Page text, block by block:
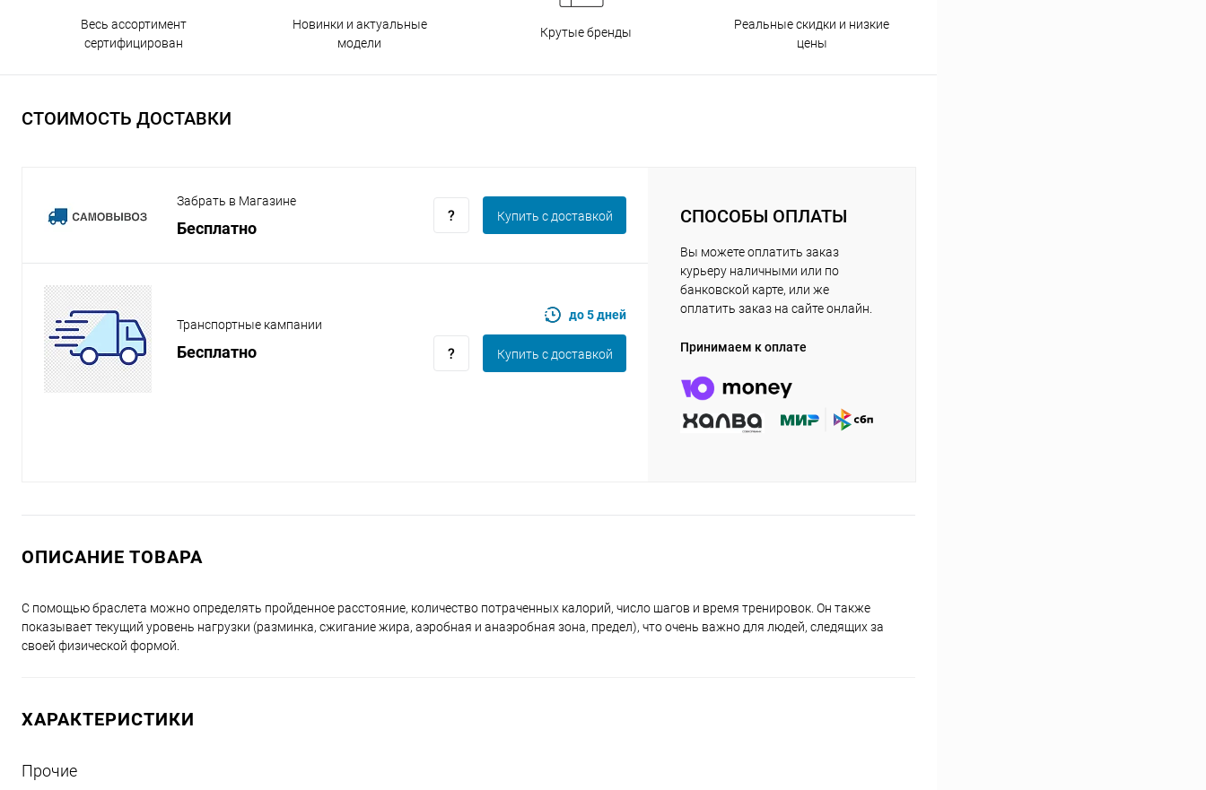
Весь ассортимент
сертифицирован
Новинки и актуальные
модели
Крутые бренды
Реальные скидки и низкие
цены
СТОИМОСТЬ ДОСТАВКИ
Забрать в Магазине
Бесплатно
Купить c доставкой
Транспортные кампании
Бесплатно
до 5 дней
Купить c доставкой
СПОСОБЫ ОПЛАТЫ
Вы можете оплатить заказ
курьеру наличными или по
банковской карте, или же
оплатить заказ на сайте онлайн.
Принимаем к оплате
ОПИСАНИЕ ТОВАРА
С помощью браслета можно определять пройденное расстояние, количество потраченных калорий, число шагов и время тренировок. Он также
показывает текущий уровень нагрузки (разминка, сжигание жира, аэробная и анаэробная зона, предел), что очень важно для людей, следящих за
своей физической формой.
ХАРАКТЕРИСТИКИ
Прочие
25
8 800 302-02-51